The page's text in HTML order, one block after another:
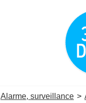
Alarme, surveillance >